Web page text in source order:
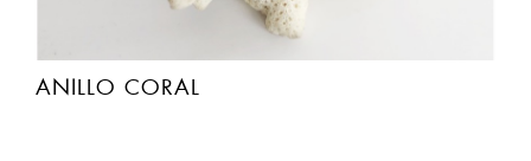
ANILLO CORAL